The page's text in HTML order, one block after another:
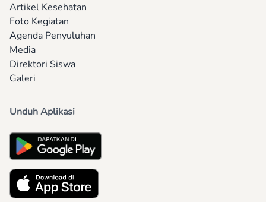
Artikel Kesehatan
Foto Kegiatan
Agenda Penyuluhan
Media
Direktori Siswa
Galeri
Unduh Aplikasi